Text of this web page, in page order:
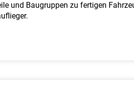
und Baugruppen zu fertigen